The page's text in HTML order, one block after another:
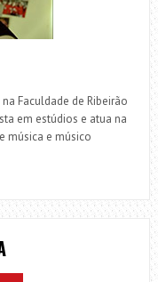
Faculdade de Ribeirão
em estúdios e atua na
música e músico